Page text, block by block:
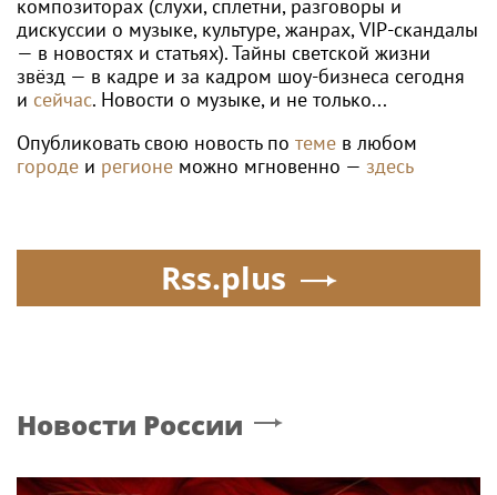
композиторах (слухи, сплетни, разговоры и
дискуссии о музыке, культуре, жанрах, VIP-скандалы
— в новостях и статьях). Тайны светской жизни
звёзд — в кадре и за кадром шоу-бизнеса сегодня
и сейчас. Новости о музыке, и не только...
Опубликовать свою новость по теме в любом
городе и регионе можно мгновенно — здесь
Rss.plus
Новости России